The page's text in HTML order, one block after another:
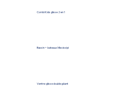
Combi Kids glisse 2 en 1
Bassin + bateaux Mississipi
Ventre-glisse double géant